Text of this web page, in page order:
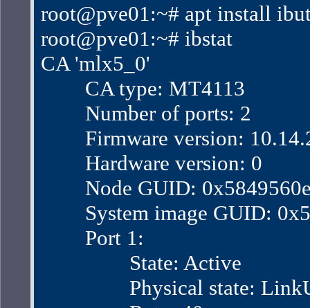
root@pve01:~# apt install
root@pve01:~# ibstat
CA 'mlx5_0'
CA type: MT4113
Number of ports: 2
Firmware version:
Hardware version: 0
Node GUID:
System image GUID:
Port 1:
State: Active
Physical state: